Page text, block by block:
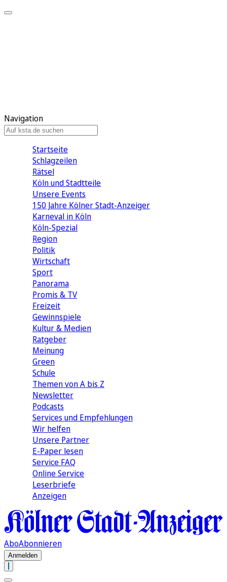
Navigation
Startseite
Schlagzeilen
Rätsel
Köln und Stadtteile
Unsere Events
150 Jahre Kölner Stadt-Anzeiger
Karneval in Köln
Köln-Spezial
Region
Politik
Wirtschaft
Sport
Panorama
Promis & TV
Freizeit
Gewinnspiele
Kultur & Medien
Ratgeber
Meinung
Green
Schule
Themen von A bis Z
Newsletter
Podcasts
Services und Empfehlungen
Wir helfen
Unsere Partner
E-Paper lesen
Service FAQ
Online Service
Leserbriefe
Anzeigen
AboAbonnieren
Anmelden